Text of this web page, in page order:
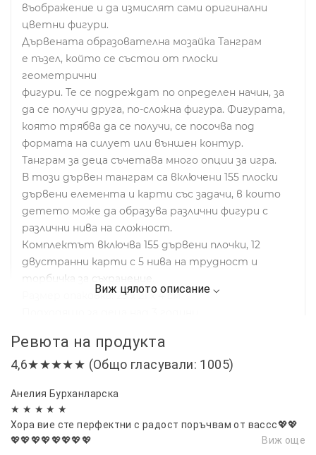
въображение и да измислят сами оригинални
цветни фигури.
Дървената образователна мозайка Танграм
е пъзел, който се състои от плоски
геометрични
фигури. Те се подреждат по определен начин, за
да се получи друга, по-сложна фигура. Фигурата,
която трябва да се получи, се посочва под
формата на силует или външен контур.
Танграм за деца съчетава много опции за игра.
В този дървен танграм са включени 155 плоски
дървени елемента и карти със задачи, в които
детето може да образува различни фигури с
различни нива на сложност.
Комплектът включва 155 дървени плочки, 12
двустранни карти с 5 нива на трудност и
торбичка за съхранение.
Размер опаковка: 25 х 21 х 4 см
Ревюта на продукта
4,6★★★★★ (Общо гласували: 1005)
Анелия Бурханларска
★ ★ ★ ★ ★
Хора вие сте перфектни с радост поръчвам от вассс💖💖
💖💖💖💖💖💖💖💖
Виж още